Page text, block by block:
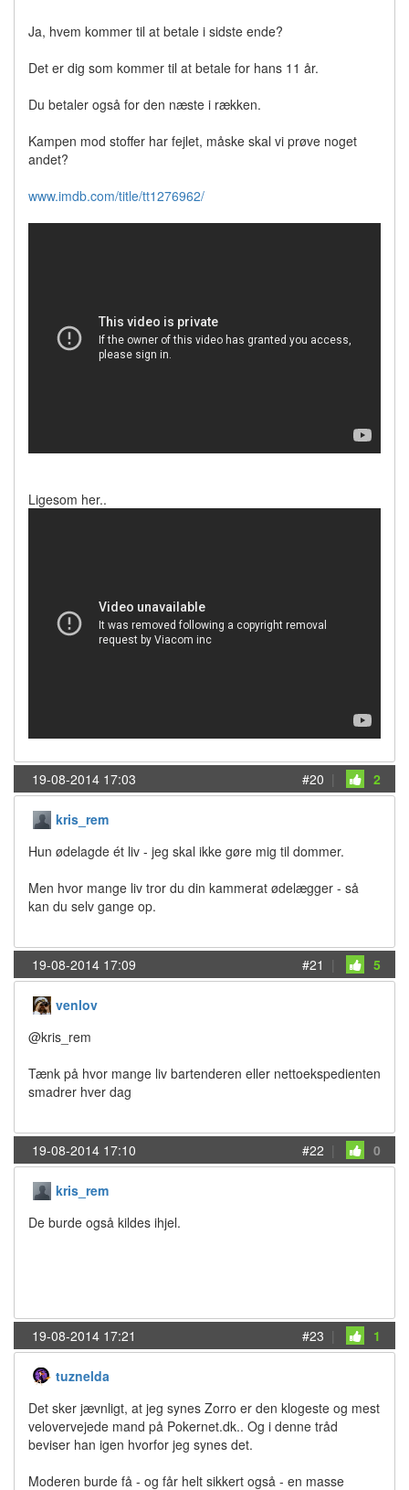
Ja, hvem kommer til at betale i sidste ende?
Det er dig som kommer til at betale for hans 11 år.
Du betaler også for den næste i rækken.
Kampen mod stoffer har fejlet, måske skal vi prøve noget
andet?
www.imdb.com/title/tt1276962/
Ligesom her..
19-08-2014 17:03 #20 | 2
kris_rem
Hun ødelagde ét liv - jeg skal ikke gøre mig til dommer.
Men hvor mange liv tror du din kammerat ødelægger - så
kan du selv gange op.
19-08-2014 17:09 #21 | 5
venlov
@kris_rem
Tænk på hvor mange liv bartenderen eller nettoekspedienten
smadrer hver dag
19-08-2014 17:10 #22 | 0
kris_rem
De burde også kildes ihjel.
19-08-2014 17:21 #23 | 1
tuznelda
Det sker jævnligt, at jeg synes Zorro er den klogeste og mest
velovervejede mand på Pokernet.dk.. Og i denne tråd
beviser han igen hvorfor jeg synes det.
Moderen burde få - og får helt sikkert også - en masse